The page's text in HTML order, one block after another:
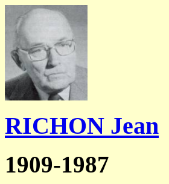
RICHON Jean
1909-1987